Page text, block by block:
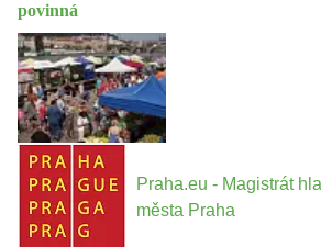
povinná
Praha.eu - Magistrát
města Praha